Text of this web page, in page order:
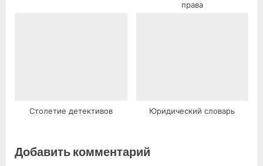
права
Столетие детективов Юридический словарь
Добавить комментарий